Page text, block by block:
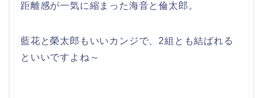
距離感が一気に縮まった海音と倫太郎。
藍花と榮太郎もいいカンジで、2組とも結ばれる
といいですよね～